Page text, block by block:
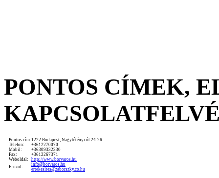
PONTOS CÍMEK,
Pontos cím: 1222 Budapest, Nagytétényi út 24-26.
Telefon:
+3612270070
Mobil:
+36309332330
Fax:
+3612267371
Weboldal:
http://www.borvaros.hu
E-mail:
info@borvaros.hu
ertekesites@zaborszky.co.hu